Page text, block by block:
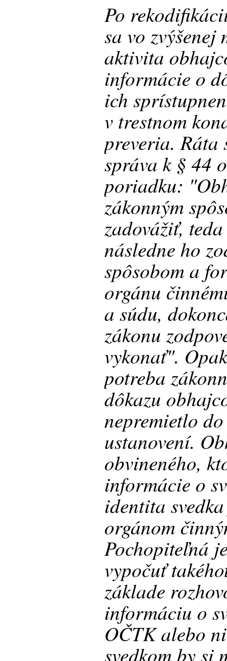
Po
sa vo
aktivita
informácie o
ich
v trestnom
preveria. Ráta
správa k § 44
poriadku:
zákonným
zadovážiť,
následne ho
spôsobom a
orgánu
a súdu,
zákonu
vykonať".
potreba
dôkazu
nepremietlo
ustanovení.
obvineného,
informácie o
identita
orgánom
Pochopiteľná
vypočuť
základe
informáciu o
OČTK alebo
svedkom by si